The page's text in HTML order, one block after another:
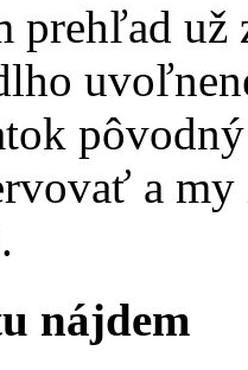
prehľad
a
nájdem